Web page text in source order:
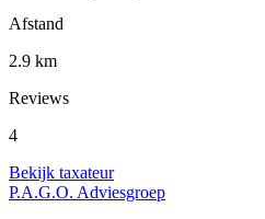
Afstand
2.9 km
Reviews
4
Bekijk taxateur
P.A.G.O. Adviesgroep